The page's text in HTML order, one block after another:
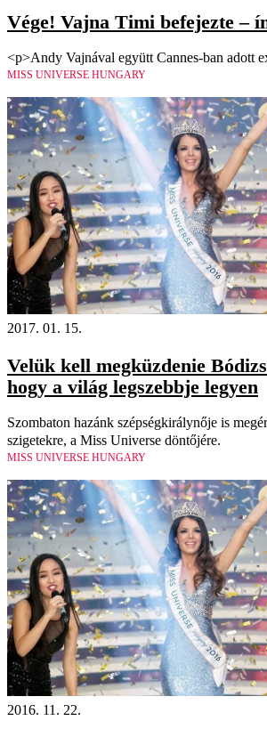
Vége! Vajna Timi befejezte –
<p>Andy Vajnával együtt Cannes-ban adott
MISS UNIVERSE HUNGARY
2017. 01. 15.
Velük kell megküzdenie
hogy a világ legszebbje legyen
Szombaton hazánk szépségkirálynője is
szigetekre, a Miss Universe döntőjére.
MISS UNIVERSE HUNGARY
2016. 11. 22.